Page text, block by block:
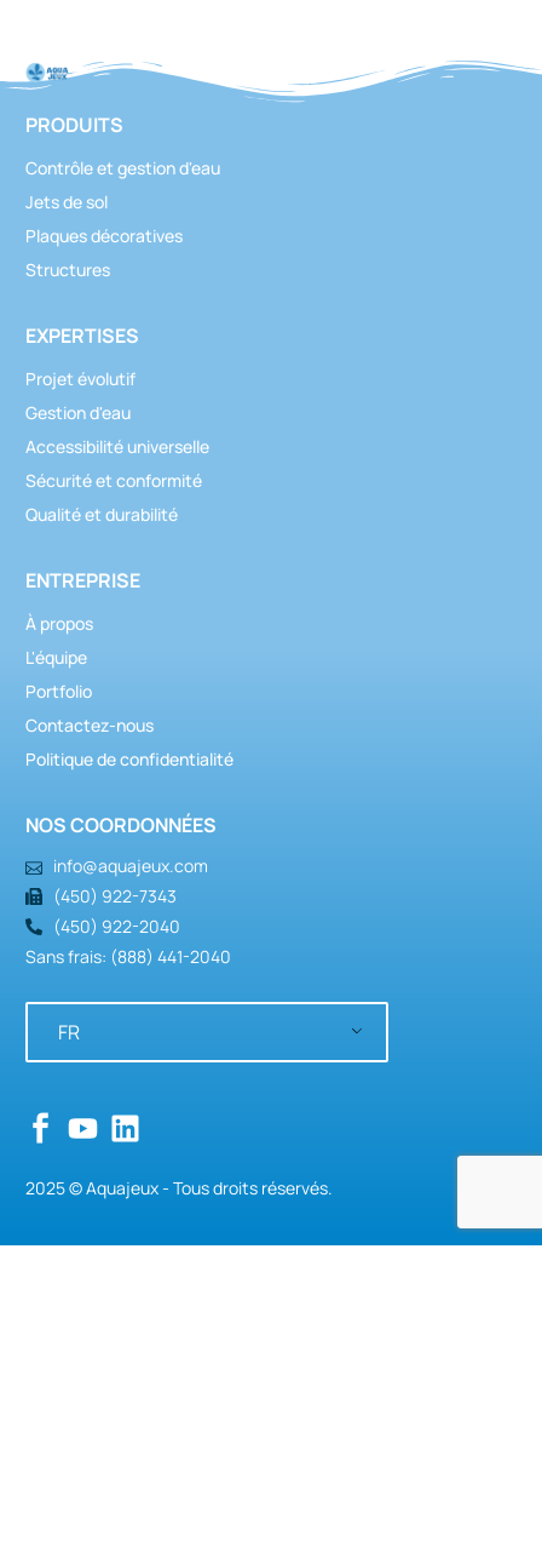
PRODUITS
Contrôle et gestion d'eau
Jets de sol
Plaques décoratives
Structures
EXPERTISES
Projet évolutif
Gestion d'eau
Accessibilité universelle
Sécurité et conformité
Qualité et durabilité
ENTREPRISE
À propos
L'équipe
Portfolio
Contactez-nous
Politique de confidentialité
NOS COORDONNÉES
info@aquajeux.com
(450) 922-7343
(450) 922-2040
Sans frais: (888) 441-2040
FR
2025 © Aquajeux - Tous droits réservés.